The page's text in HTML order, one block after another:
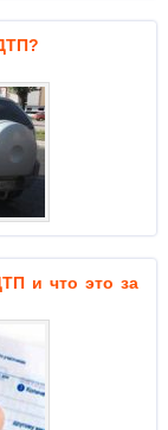
и что это за